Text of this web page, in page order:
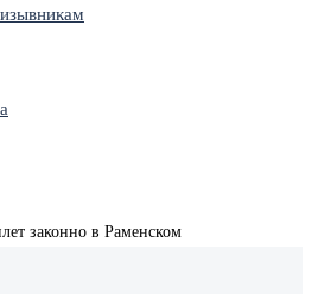
законно в Раменском